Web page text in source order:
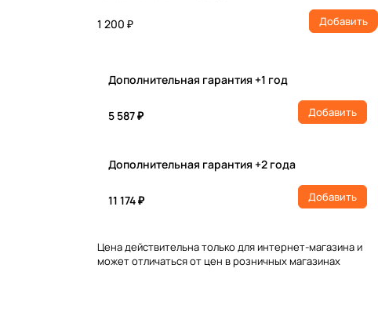
1 200 ₽ Добавить
Дополнительная гарантия +1 год
5 587 ₽ Добавить
Дополнительная гарантия +2 года
11 174 ₽ Добавить
Цена действительна только для интернет-магазина и
может отличаться от цен в розничных магазинах